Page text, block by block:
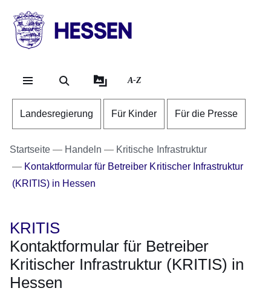
HESSEN
Landesregierung
A-Z
Landesregierung Für Kinder Für die Presse
Startseite Handeln
Kritische Infrastruktur
Kontaktformular für Betreiber Kritischer Infrastruktur
(KRITIS) in Hessen
KRITIS
Kontaktformular für Betreiber
Kritischer Infrastruktur (KRITIS) in
Hessen